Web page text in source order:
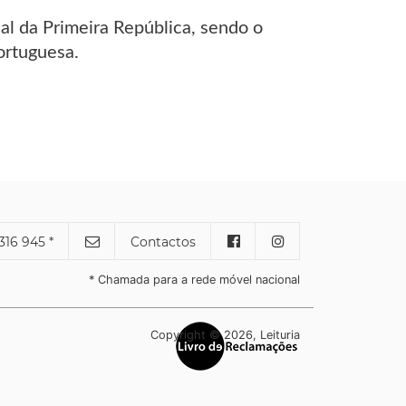
da Primeira República, sendo o
945 * Contactos
* Chamada para a rede móvel nacional
Copyright © 2026, Leituria